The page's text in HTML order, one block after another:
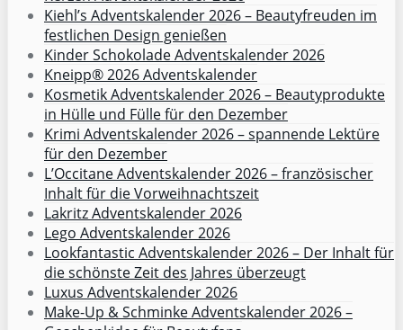
Kiehl’s Adventskalender 2026 – Beautyfreuden im
festlichen Design genießen
Kinder Schokolade Adventskalender 2026
Kneipp® 2026 Adventskalender
Kosmetik Adventskalender 2026 – Beautyprodukte
in Hülle und Fülle für den Dezember
Krimi Adventskalender 2026 – spannende Lektüre
für den Dezember
L’Occitane Adventskalender 2026 – französischer
Inhalt für die Vorweihnachtszeit
Lakritz Adventskalender 2026
Lego Adventskalender 2026
Lookfantastic Adventskalender 2026 – Der Inhalt für
die schönste Zeit des Jahres überzeugt
Luxus Adventskalender 2026
Make-Up & Schminke Adventskalender 2026 –